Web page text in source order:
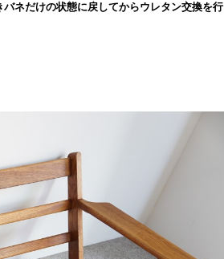
ネだけの状態に戻してからウレタン交換を行